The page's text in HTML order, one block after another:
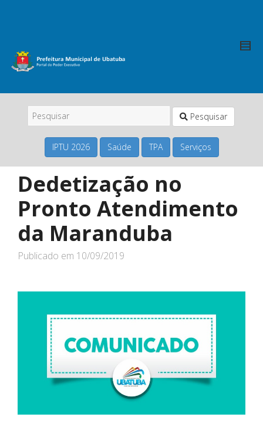
Pesquisar
IPTU 2026 Saúde TPA Serviços
Dedetização no
Pronto Atendimento
da Maranduba
Publicado em 10/09/2019